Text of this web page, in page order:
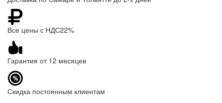
Все цены с НДС22%
Гарантия от 12 месяцев
Скидка постоянным клиентам